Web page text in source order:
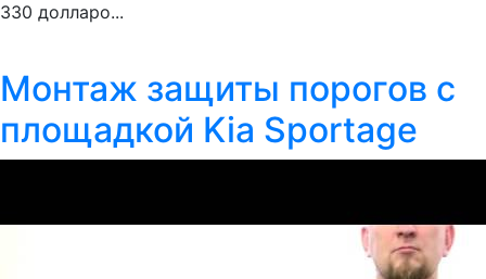
330 долларо...
Монтаж защиты порогов с
площадкой Kia Sportage